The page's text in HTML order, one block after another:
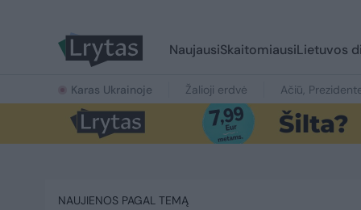
NaujausiSkaitomiausiLietuvos
Karas Ukrainoje Žalioji erdvė Ačiū,
NAUJIENOS PAGAL TEMĄ